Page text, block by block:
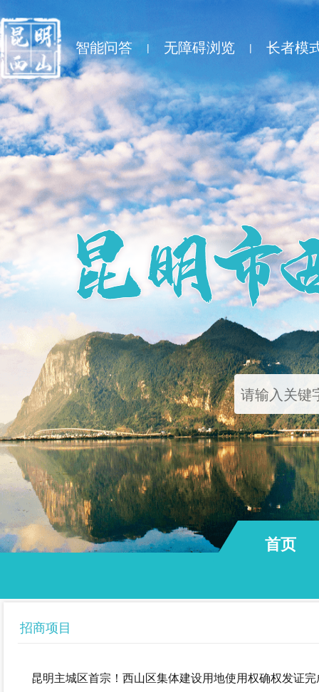
智能问答 | 无障碍浏览 | 长者模
首页
政府信息公开年报
招商项目
昆明主城区首宗！西山区集体建设用地使用权确权发证完